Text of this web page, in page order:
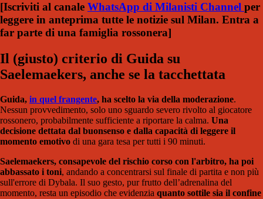
[Iscriviti al canale WhatsApp di Milanisti Channel per
leggere in anteprima tutte le notizie sul Milan. Entra a
far parte di una famiglia rossonera]
Il (giusto) criterio di Guida su
Saelemaekers, anche se la tacchettata
Guida, in quel frangente, ha scelto la via della moderazione.
Nessun provvedimento, solo uno sguardo severo rivolto al giocatore
rossonero, probabilmente sufficiente a riportare la calma. Una
decisione dettata dal buonsenso e dalla capacità di leggere il
momento emotivo di una gara tesa per tutti i 90 minuti.
Saelemaekers, consapevole del rischio corso con l'arbitro, ha poi
abbassato i toni, andando a concentrarsi sul finale di partita e non più
sull'errore di Dybala. Il suo gesto, pur frutto dell’adrenalina del
momento, resta un episodio che evidenzia quanto sottile sia il confine